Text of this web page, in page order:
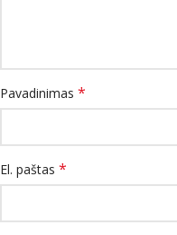
Pavadinimas *
El. paštas *